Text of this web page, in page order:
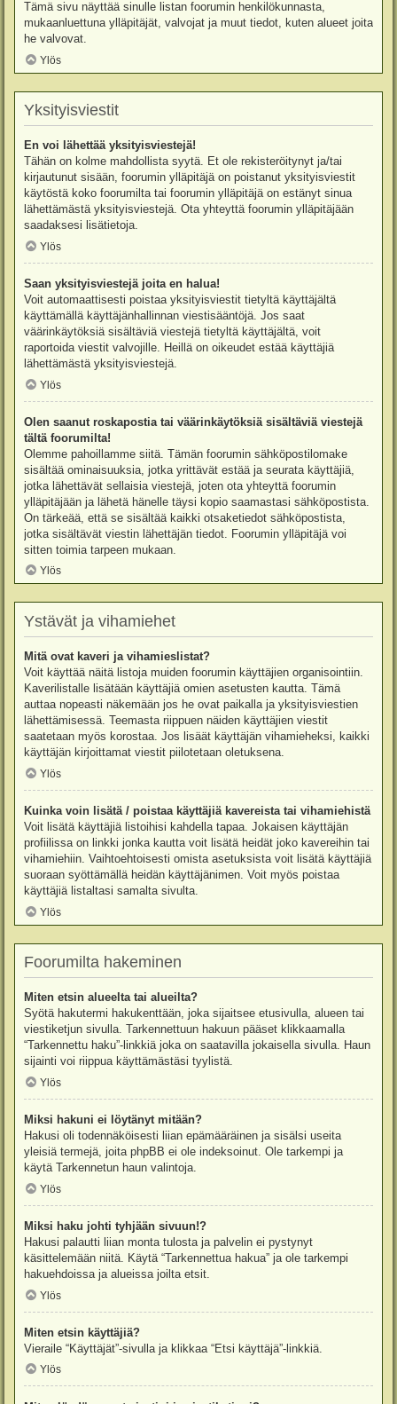
Tämä sivu näyttää sinulle listan foorumin henkilökunnasta,
mukaanluettuna ylläpitäjät, valvojat ja muut tiedot, kuten alueet joita
he valvovat.
Ylös
Yksityisviestit
En voi lähettää yksityisviestejä!
Tähän on kolme mahdollista syytä. Et ole rekisteröitynyt ja/tai
kirjautunut sisään, foorumin ylläpitäjä on poistanut yksityisviestit
käytöstä koko foorumilta tai foorumin ylläpitäjä on estänyt sinua
lähettämästä yksityisviestejä. Ota yhteyttä foorumin ylläpitäjään
saadaksesi lisätietoja.
Ylös
Saan yksityisviestejä joita en halua!
Voit automaattisesti poistaa yksityisviestit tietyltä käyttäjältä
käyttämällä käyttäjänhallinnan viestisääntöjä. Jos saat
väärinkäytöksiä sisältäviä viestejä tietyltä käyttäjältä, voit
raportoida viestit valvojille. Heillä on oikeudet estää käyttäjiä
lähettämästä yksityisviestejä.
Ylös
Olen saanut roskapostia tai väärinkäytöksiä sisältäviä viestejä
tältä foorumilta!
Olemme pahoillamme siitä. Tämän foorumin sähköpostilomake
sisältää ominaisuuksia, jotka yrittävät estää ja seurata käyttäjiä,
jotka lähettävät sellaisia viestejä, joten ota yhteyttä foorumin
ylläpitäjään ja lähetä hänelle täysi kopio saamastasi sähköpostista.
On tärkeää, että se sisältää kaikki otsaketiedot sähköpostista,
jotka sisältävät viestin lähettäjän tiedot. Foorumin ylläpitäjä voi
sitten toimia tarpeen mukaan.
Ylös
Ystävät ja vihamiehet
Mitä ovat kaveri ja vihamieslistat?
Voit käyttää näitä listoja muiden foorumin käyttäjien organisointiin.
Kaverilistalle lisätään käyttäjiä omien asetusten kautta. Tämä
auttaa nopeasti näkemään jos he ovat paikalla ja yksityisviestien
lähettämisessä. Teemasta riippuen näiden käyttäjien viestit
saatetaan myös korostaa. Jos lisäät käyttäjän vihamieheksi, kaikki
käyttäjän kirjoittamat viestit piilotetaan oletuksena.
Ylös
Kuinka voin lisätä / poistaa käyttäjiä kavereista tai vihamiehistä
Voit lisätä käyttäjiä listoihisi kahdella tapaa. Jokaisen käyttäjän
profiilissa on linkki jonka kautta voit lisätä heidät joko kavereihin tai
vihamiehiin. Vaihtoehtoisesti omista asetuksista voit lisätä käyttäjiä
suoraan syöttämällä heidän käyttäjänimen. Voit myös poistaa
käyttäjiä listaltasi samalta sivulta.
Ylös
Foorumilta hakeminen
Miten etsin alueelta tai alueilta?
Syötä hakutermi hakukenttään, joka sijaitsee etusivulla, alueen tai
viestiketjun sivulla. Tarkennettuun hakuun pääset klikkaamalla
“Tarkennettu haku”-linkkiä joka on saatavilla jokaisella sivulla. Haun
sijainti voi riippua käyttämästäsi tyylistä.
Ylös
Miksi hakuni ei löytänyt mitään?
Hakusi oli todennäköisesti liian epämääräinen ja sisälsi useita
yleisiä termejä, joita phpBB ei ole indeksoinut. Ole tarkempi ja
käytä Tarkennetun haun valintoja.
Ylös
Miksi haku johti tyhjään sivuun!?
Hakusi palautti liian monta tulosta ja palvelin ei pystynyt
käsittelemään niitä. Käytä “Tarkennettua hakua” ja ole tarkempi
hakuehdoissa ja alueissa joilta etsit.
Ylös
Miten etsin käyttäjiä?
Vieraile “Käyttäjät”-sivulla ja klikkaa “Etsi käyttäjä”-linkkiä.
Ylös